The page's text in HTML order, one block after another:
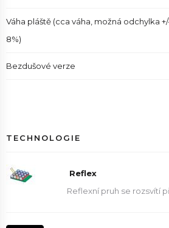
Váha pláště (cca váha, možná odchylka
8%)
Bezdušové verze
TECHNOLOGIE
Reflex
Reflexní pruh se rozsvítí